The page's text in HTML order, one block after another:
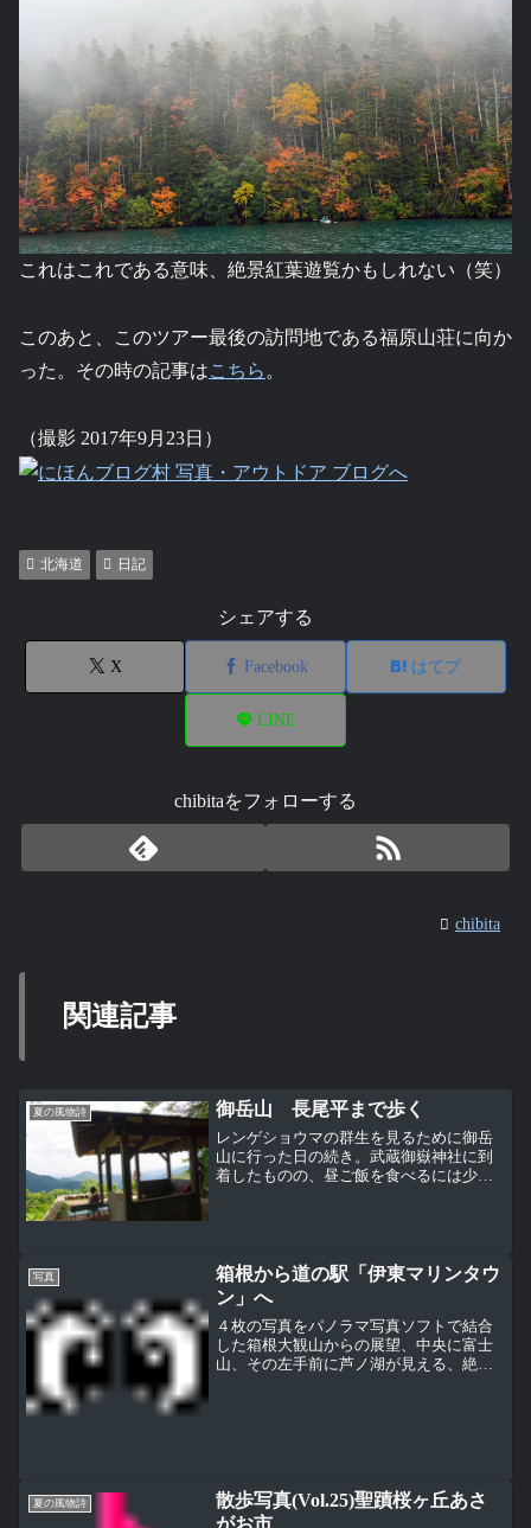
これはこれである意味、絶景紅葉遊覧かもしれない（笑）
このあと、このツアー最後の訪問地である福原山荘に向か
った。その時の記事はこちら 。
（撮影 2017年9月23日）
北海道 日記
シェアする
X Facebook はてブ
LINE
chibitaをフォローする
chibita
関連記事
夏の風物詩 御岳山 長尾平まで歩く
レンゲショウマの群生を見るために御岳
山に行った日の続き。武蔵御嶽神社に到
着したものの、昼ご飯を食べるには少し
写真
箱根から道の駅「伊東マリンタウ
ン」へ
４枚の写真をパノラマ写真ソフトで結合
した箱根大観山からの展望、中央に富士
山、その左手前に芦ノ湖が見える、絶景
夏の風物詩
散歩写真(Vol.25)聖蹟桜ヶ丘あさ
がお市